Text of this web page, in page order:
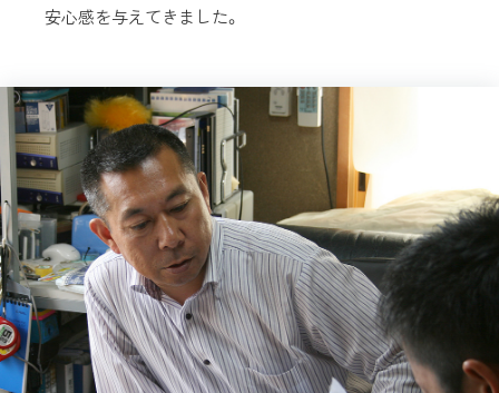
安心感を与えてきました。